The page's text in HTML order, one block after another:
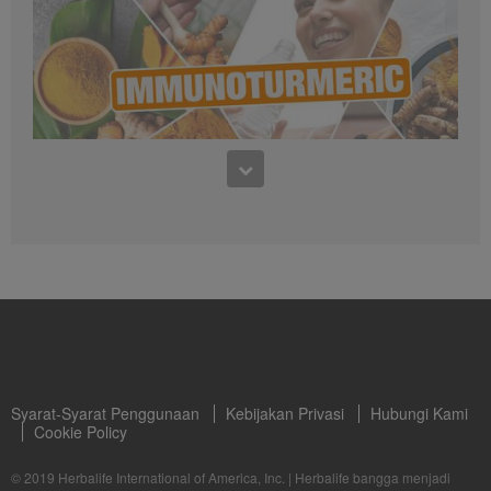
Syarat-Syarat Penggunaan Kebijakan Privasi
Hubungi Kami
Cookie Policy
© 2019 Herbalife International of America, Inc. | Herbalife bangga menjadi